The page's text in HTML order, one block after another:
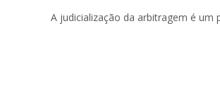
A judicialização da arbitragem é um